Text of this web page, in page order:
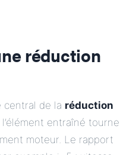
réduction
central de la réduction
entraîné tourne
moteur. Le rapport